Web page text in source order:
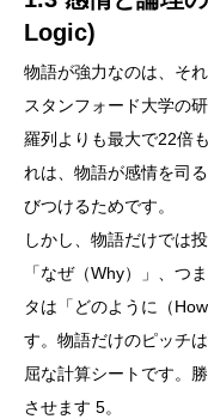
Logic)
物語が強力なのは、そ
スタンフォード大学の
羅列よりも最大で22倍
れは、物語が感情を司
びつけるためです。
しかし、物語だけでは
「なぜ（Why）」、つ
タは「どのように（
す。物語だけのピッチ
屈な計算シートです。
させます 5。